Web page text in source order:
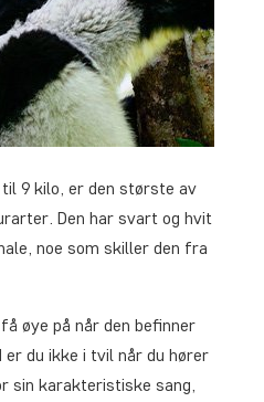
9 kilo, er den største av
Den har svart og hvit
noe som skiller den fra
øye på når den befinner
du ikke i tvil når du hører
sin karakteristiske sang,